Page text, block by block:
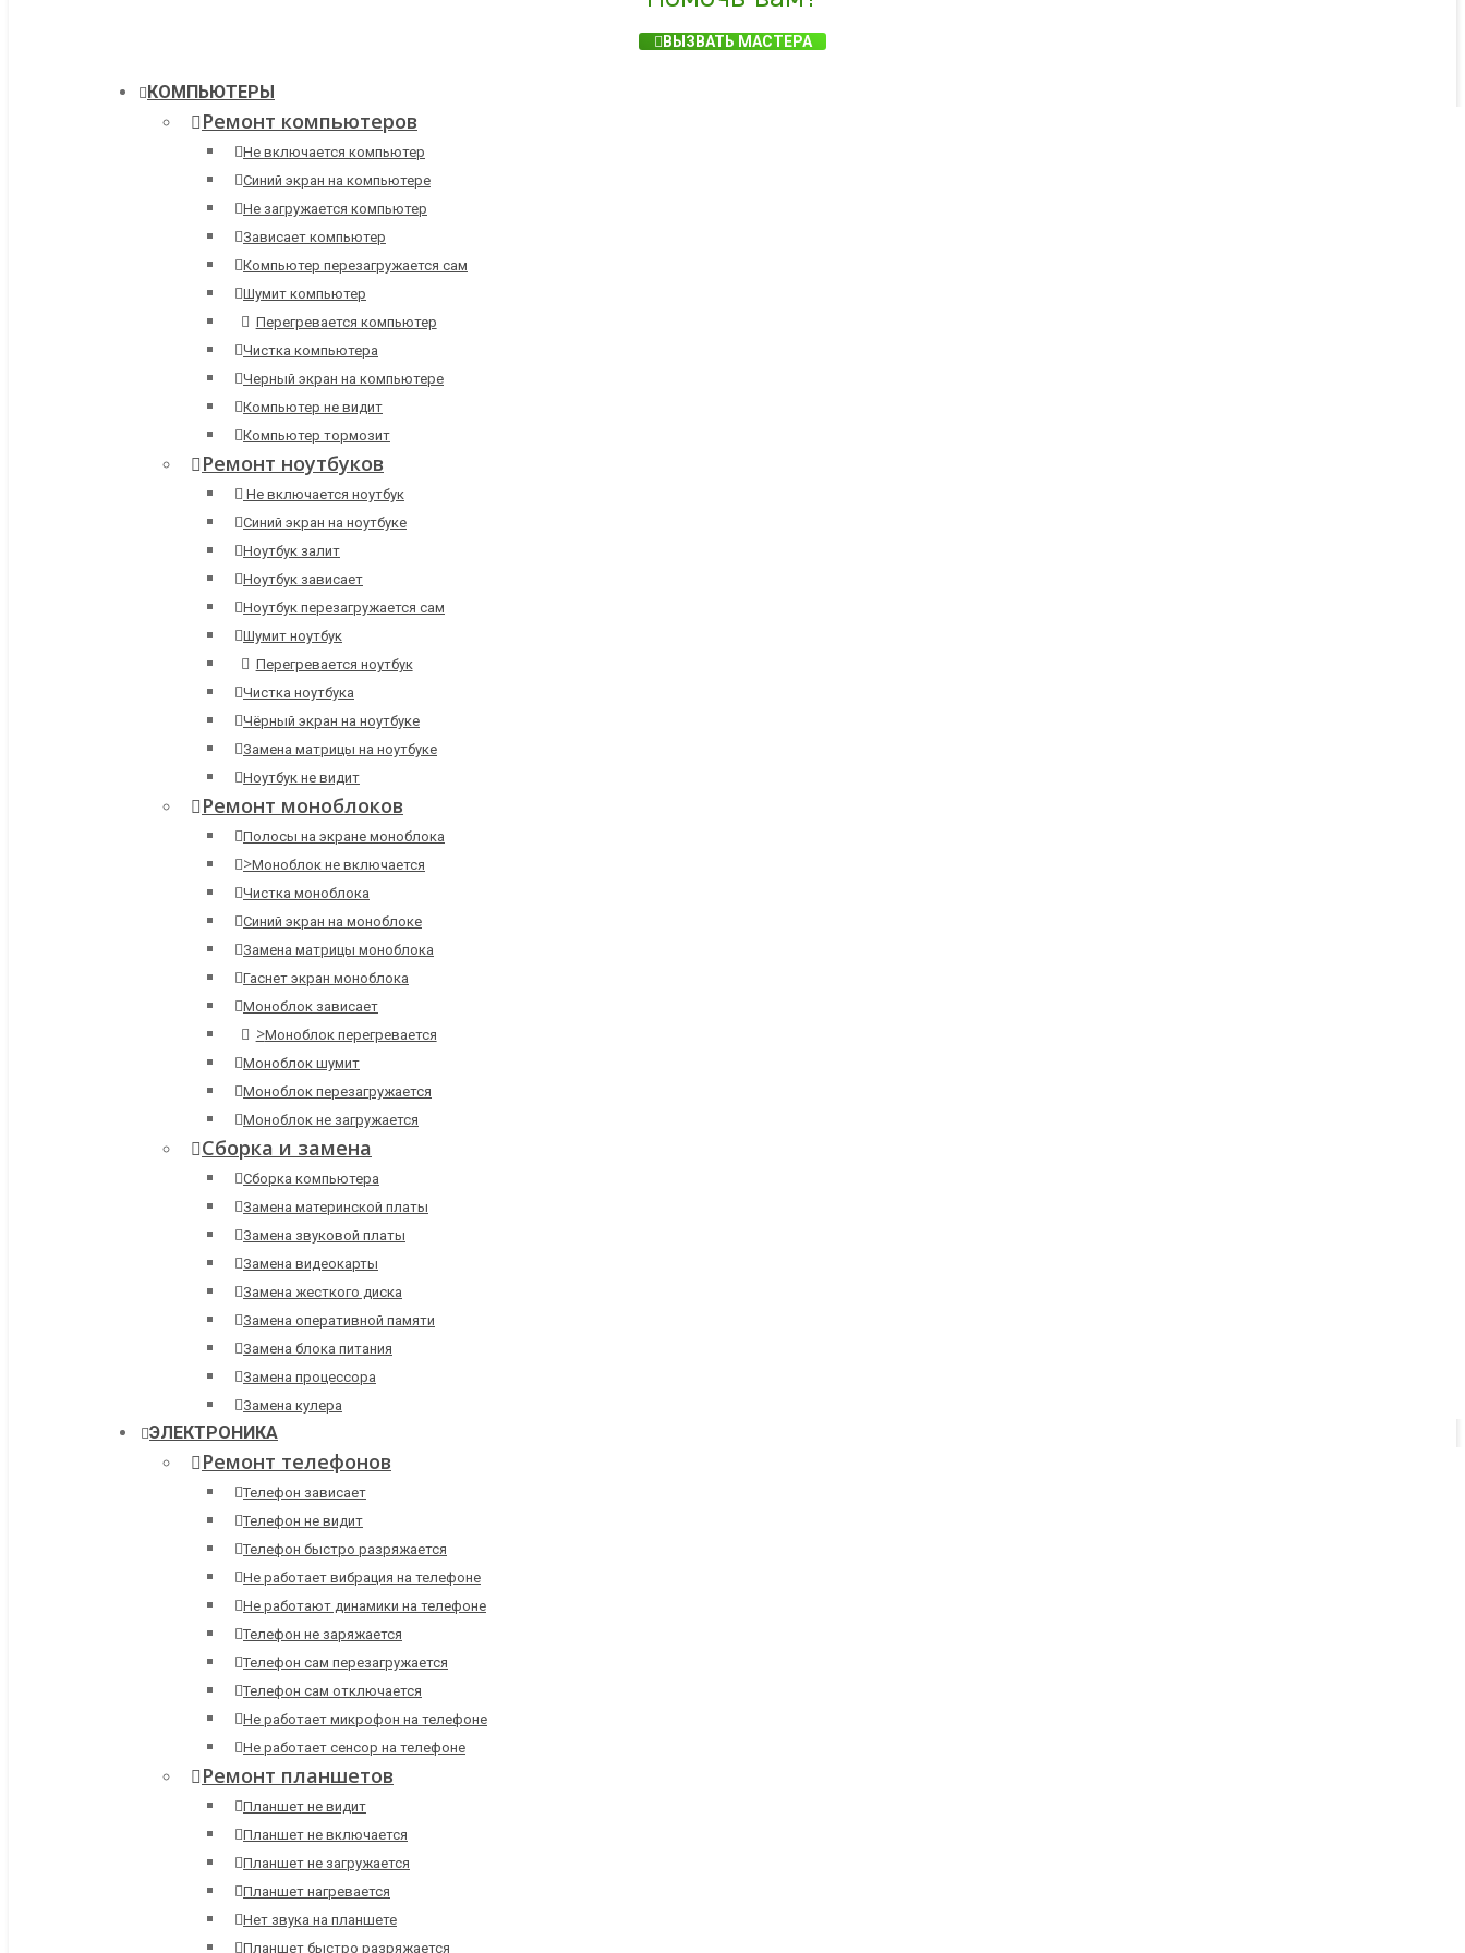
ВЫЗВАТЬ МАСТЕРА
КОМПЬЮТЕРЫ
Ремонт компьютеров
Не включается компьютер
Синий экран на компьютере
Не загружается компьютер
Зависает компьютер
Компьютер перезагружается сам
Шумит компьютер
Перегревается компьютер
Чистка компьютера
Черный экран на компьютере
Компьютер не видит
Компьютер тормозит
Ремонт ноутбуков
Не включается ноутбук
Синий экран на ноутбуке
Ноутбук залит
Ноутбук зависает
Ноутбук перезагружается сам
Шумит ноутбук
Перегревается ноутбук
Чистка ноутбука
Чёрный экран на ноутбуке
Замена матрицы на ноутбуке
Ноутбук не видит
Ремонт моноблоков
Полосы на экране моноблока
>Моноблок не включается
Чистка моноблока
Синий экран на моноблоке
Замена матрицы моноблока
Гаснет экран моноблока
Моноблок зависает
>Моноблок перегревается
Моноблок шумит
Моноблок перезагружается
Моноблок не загружается
Сборка и замена
Сборка компьютера
Замена материнской платы
Замена звуковой платы
Замена видеокарты
Замена жесткого диска
Замена оперативной памяти
Замена блока питания
Замена процессора
Замена кулера
ЭЛЕКТРОНИКА
Ремонт телефонов
Телефон зависает
Телефон не видит
Телефон быстро разряжается
Не работает вибрация на телефоне
Не работают динамики на телефоне
Телефон не заряжается
Телефон сам перезагружается
Телефон сам отключается
Не работает микрофон на телефоне
Не работает сенсор на телефоне
Ремонт планшетов
Планшет не видит
Планшет не включается
Планшет не загружается
Планшет нагревается
Нет звука на планшете
Планшет быстро разряжается